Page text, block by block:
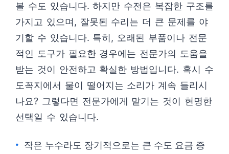
볼 수도 있습니다. 하지만 수전은 복잡한 구조를
가지고 있으며, 잘못된 수리는 더 큰 문제를 야
기할 수 있습니다. 특히, 오래된 부품이나 전문
적인 도구가 필요한 경우에는 전문가의 도움을
받는 것이 안전하고 확실한 방법입니다. 혹시 수
도꼭지에서 물이 떨어지는 소리가 계속 들리시
나요? 그렇다면 전문가에게 맡기는 것이 현명한
선택일 수 있습니다.
작은 누수라도 장기적으로는 큰 수도 요금 증